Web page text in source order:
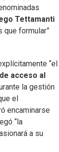
Tettamanti
que formular”
“el
acceso al
la gestión
el
encaminarse
“la
a su